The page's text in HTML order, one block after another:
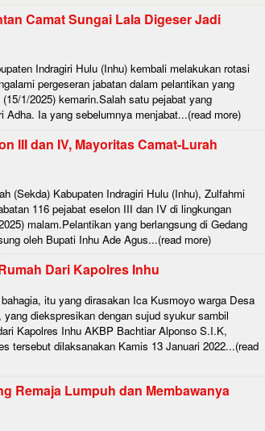
Camat Sungai Lala Digeser Jadi
Indragiri Hulu (Inhu) kembali melakukan rotasi
pergeseran jabatan dalam pelantikan yang
1/2025) kemarin.Salah satu pejabat yang
Adha. Ia yang sebelumnya menjabat...(read more)
III dan IV, Mayoritas Camat-Lurah
(Sekda) Kabupaten Indragiri Hulu (Inhu), Zulfahmi
116 pejabat eselon III dan IV di lingkungan
malam.Pelantikan yang berlangsung di Gedang
oleh Bupati Inhu Ade Agus...(read more)
Dari Kapolres Inhu
itu yang dirasakan Ica Kusmoyo warga Desa
diekspresikan dengan sujud syukur sambil
Kapolres Inhu AKBP Bachtiar Alponso S.I.K,
tersebut dilaksanakan Kamis 13 Januari 2022...(read
Remaja Lumpuh dan Membawanya